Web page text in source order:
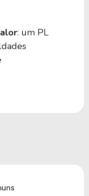
: um PL